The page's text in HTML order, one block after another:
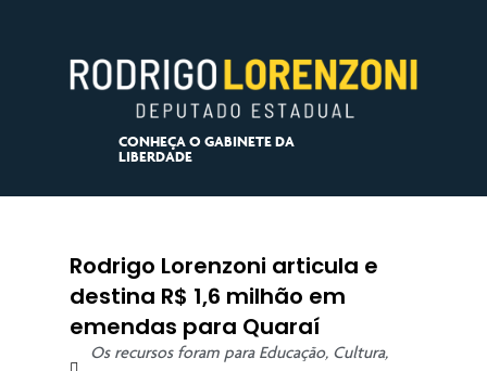
CONHEÇA O GABINETE DA
LIBERDADE
Rodrigo Lorenzoni articula e
destina R$ 1,6 milhão em
emendas para Quaraí
Os recursos foram para Educação, Cultura,